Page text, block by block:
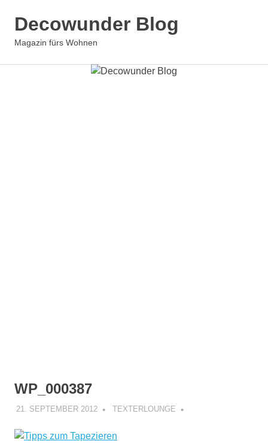
InhaltDecowunder Blog
Magazin fürs Wohnen
WP_000387
21. SEPTEMBER 2012 TEXTERLOUNGE